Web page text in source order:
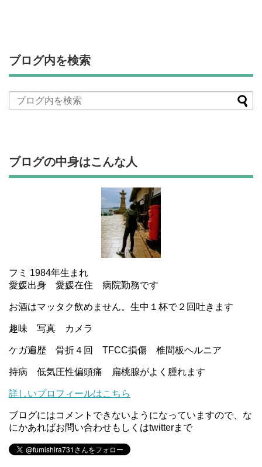
ブログ内を検索
ブログの中身はこんな人
フミ 1984年生まれ
愛媛出身 愛媛在住 病院勤務です
お酒はマッタク飲めません。生中１杯で２回吐きます
趣味 写真 カメラ
ケガ遍歴 骨折４回 TFCC損傷 椎間板ヘルニア
持病 低気圧性偏頭痛 扁桃腺がよく腫れます
詳しいプロフィールはこちら
ブログにはコメントできないようになっていますので、な
にかあればお問い合わせもしくはtwitterまで